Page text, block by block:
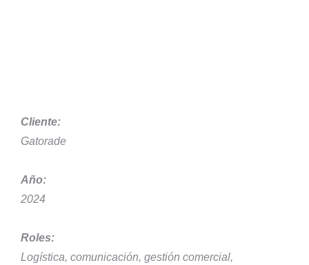
Cliente:
Gatorade
Año:
2024
Roles:
Logística, comunicación, gestión comercial,